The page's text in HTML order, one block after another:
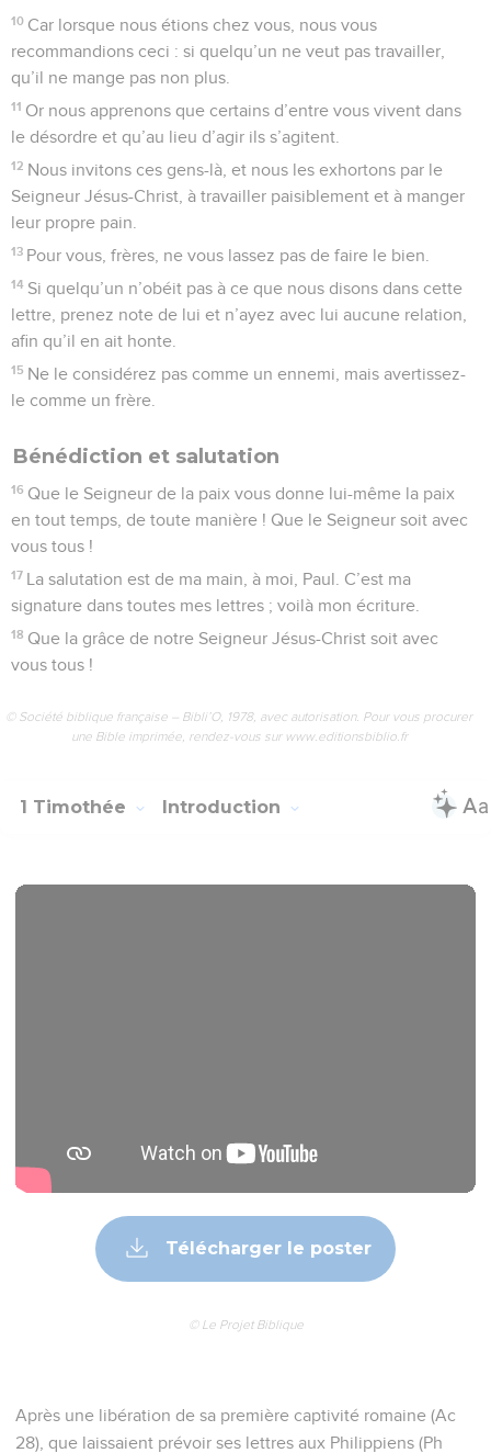
10 Car lorsque nous étions chez vous, nous vous
recommandions ceci : si quelqu’un ne veut pas travailler,
qu’il ne mange pas non plus.
11 Or nous apprenons que certains d’entre vous vivent dans
le désordre et qu’au lieu d’agir ils s’agitent.
12 Nous invitons ces gens-là, et nous les exhortons par le
Seigneur Jésus-Christ, à travailler paisiblement et à manger
leur propre pain.
13 Pour vous, frères, ne vous lassez pas de faire le bien.
14 Si quelqu’un n’obéit pas à ce que nous disons dans cette
lettre, prenez note de lui et n’ayez avec lui aucune relation,
afin qu’il en ait honte.
15 Ne le considérez pas comme un ennemi, mais avertissez-
le comme un frère.
Bénédiction et salutation
16 Que le Seigneur de la paix vous donne lui-même la paix
en tout temps, de toute manière ! Que le Seigneur soit avec
vous tous !
17 La salutation est de ma main, à moi, Paul. C’est ma
signature dans toutes mes lettres ; voilà mon écriture.
18 Que la grâce de notre Seigneur Jésus-Christ soit avec
vous tous !
© Société biblique française – Bibli’O, 1978, avec autorisation. Pour vous procurer
une Bible imprimée, rendez-vous sur www.editionsbiblio.fr
1 Timothée Introduction
Télécharger le poster
© Le Projet Biblique
Après une libération de sa première captivité romaine (Ac
28), que laissaient prévoir ses lettres aux Philippiens (Ph